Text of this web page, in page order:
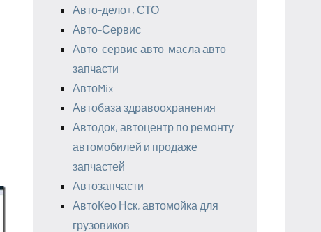
Авто-дело+, СТО
Авто-Сервис
Авто-сервис авто-масла авто-
запчасти
АвтоMix
Автобаза здравоохранения
Автодок, автоцентр по ремонту
автомобилей и продаже
запчастей
Автозапчасти
АвтоКео Нск, автомойка для
грузовиков